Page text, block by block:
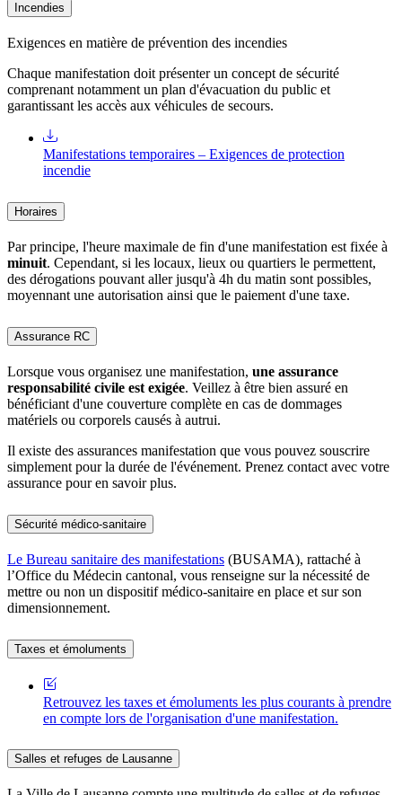
Incendies
Exigences en matière de prévention des incendies
Chaque manifestation doit présenter un concept de sécurité
comprenant notamment un plan d'évacuation du public et
garantissant les accès aux véhicules de secours.
Manifestations temporaires – Exigences de protection
incendie
Horaires
Par principe, l'heure maximale de fin d'une manifestation est fixée à
minuit. Cependant, si les locaux, lieux ou quartiers le permettent,
des dérogations pouvant aller jusqu'à 4h du matin sont possibles,
moyennant une autorisation ainsi que le paiement d'une taxe.
Assurance RC
Lorsque vous organisez une manifestation, une assurance
responsabilité civile est exigée. Veillez à être bien assuré en
bénéficiant d'une couverture complète en cas de dommages
matériels ou corporels causés à autrui.
Il existe des assurances manifestation que vous pouvez souscrire
simplement pour la durée de l'événement. Prenez contact avec votre
assurance pour en savoir plus.
Sécurité médico-sanitaire
Le Bureau sanitaire des manifestations (BUSAMA), rattaché à
l’Office du Médecin cantonal, vous renseigne sur la nécessité de
mettre ou non un dispositif médico-sanitaire en place et sur son
dimensionnement.
Taxes et émoluments
Retrouvez les taxes et émoluments les plus courants à prendre
en compte lors de l'organisation d'une manifestation.
Salles et refuges de Lausanne